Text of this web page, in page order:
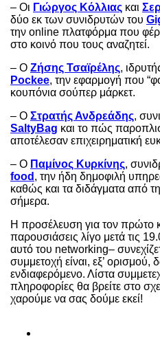
– Οι Γιώργος Κόλλιας και
δύο εκ των συνιδρυτών του
την online πλατφόρμα που
στο κοινό που τους αναζητεί.
– Ο Ζήσης Τσαϊρέλης,
Pockee, την εφαρμογή που
κουπόνια σούπερ μάρκετ.
– Ο Στρατής Ανδρεάδης,
SaltyBag και το πώς
αποτέλεσαν επιχειρηματική
– Ο Παμίνος Κυρκίνης,
food , την ήδη δημοφιλή
καθώς και τα διδάγματα από
σήμερα.
Η προσέλευση για τον πρώτο
παρουσιάσεις λίγο μετά τις
αυτό του networking–
συμμετοχή είναι, εξ’ ορισμού,
ενδιαφερόμενο. Λίστα
πληροφορίες θα βρείτε στο
χαρούμε να σας δούμε εκεί!